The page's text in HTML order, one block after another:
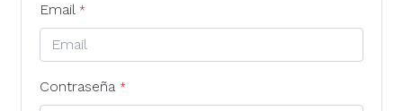
Email *
Contraseña *